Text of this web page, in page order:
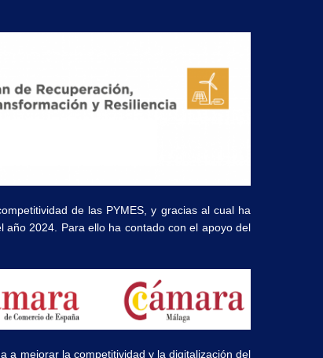
de las PYMES, y gracias al cual ha
año 2024. Para ello ha contado con el apoyo del
a mejorar la competitividad y la digitalización del